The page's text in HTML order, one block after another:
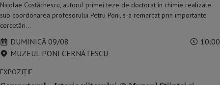
Nicolae Costăchescu, autorul primei teze de doctorat în chimie realizate
sub coordonarea profesorului Petru Poni, s-a remarcat prin importante
cercetări…
DUMINICĂ 09/08
10:00
MUZEUL PONI CERNĂTESCU
EXPOZIȚIE